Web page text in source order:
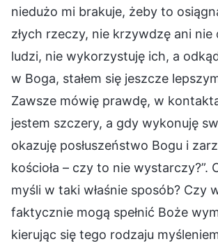
niedużo mi brakuje, żeby to
złych rzeczy, nie krzywdzę ani nie
ludzi, nie wykorzystuję ich, a
w Boga, stałem się jeszcze
Zawsze mówię prawdę, w
jestem szczery, a gdy wykonuję
okazuję posłuszeństwo Bogu i
kościoła – czy to nie wystarczy?”.
myśli w taki właśnie sposób? Czy
faktycznie mogą spełnić Boże
kierując się tego rodzaju